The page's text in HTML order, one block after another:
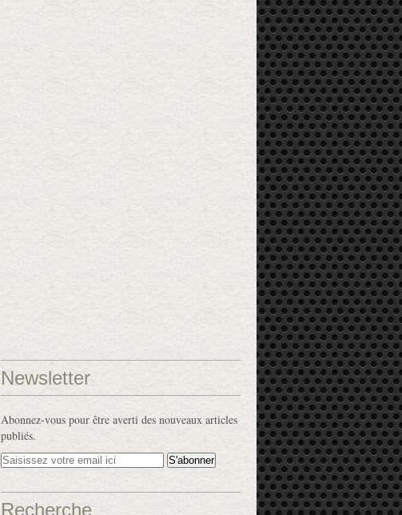
Newsletter
Abonnez-vous pour être averti des nouveaux articles
publiés.
Recherche